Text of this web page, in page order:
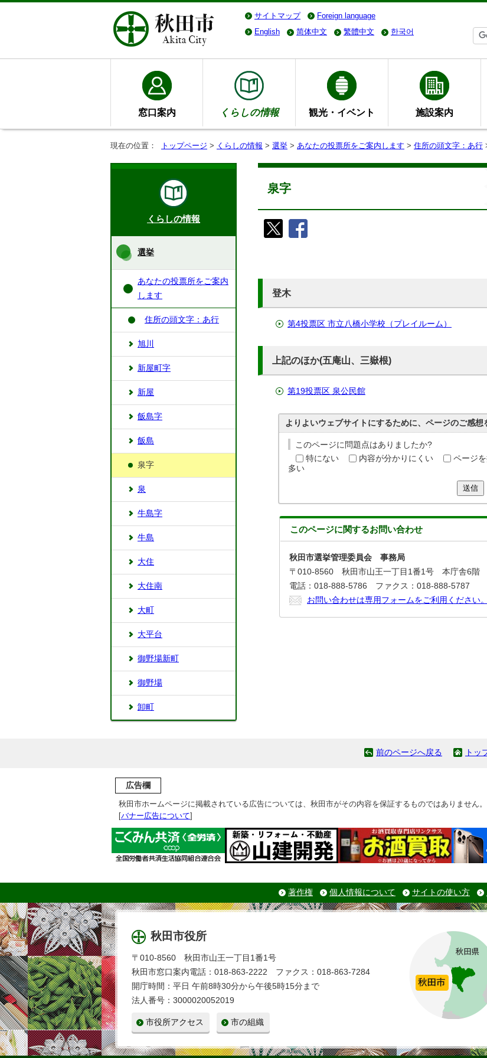
サイトマップ Foreign language
English
简体中文 繁體中文 한국어
窓口案内 くらしの情報 観光・イベント 施設案内
現在の位置： トップページ > くらしの情報 > 選挙 > あなたの投票所をご案内します > 住所の頭文字：あ行
泉字
登木
第4投票区 市立八橋小学校（プレイルーム）
上記のほか(五庵山、三嶽根)
第19投票区 泉公民館
よりよいウェブサイトにするために、ページのご感想
このページに問題点はありましたか?
特にない
内容が分かりにくい ページ
多い
送信
このページに関するお問い合わせ
秋田市選挙管理委員会 事務局
〒010-8560 秋田市山王一丁目1番1号 本庁舎6階
電話：018-888-5786 ファクス：018-888-5787
お問い合わせは専用フォームをご利用ください。
くらしの情報
選挙
あなたの投票所をご案内
します
住所の頭文字：あ行
旭川
新屋町字
新屋
飯島字
飯島
泉字
泉
牛島字
牛島
大住
大住南
大町
大平台
御野場新町
御野場
卸町
前のページへ戻る トッ
広告欄
秋田市ホームページに掲載されている広告については、秋田市がその内容を保証するものではありません。
[バナー広告について]
著作権 個人情報について サイトの使い方
秋田市役所
〒010-8560 秋田市山王一丁目1番1号
秋田市窓口案内電話：018-863-2222 ファクス：018-863-7284
開庁時間：平日 午前8時30分から午後5時15分まで
法人番号：3000020052019
市役所アクセス 市の組織